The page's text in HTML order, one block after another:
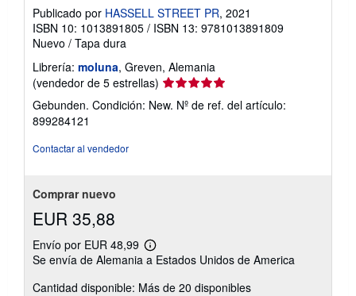
Publicado por HASSELL STREET PR, 2021
ISBN 10: 1013891805 / ISBN 13: 9781013891809
Nuevo / Tapa dura
Librería: moluna, Greven, Alemania
(vendedor de 5 estrellas) Calificación
vendedor:
Gebunden. Condición: New. Nº de ref. del artículo:
899284121
Contactar al vendedor
Comprar nuevo
EUR 35,88
Envío por EUR 48,99
Más
información
las
Se envía de Alemania a Estados Unidos de America
Cantidad disponible: Más de 20 disponibles